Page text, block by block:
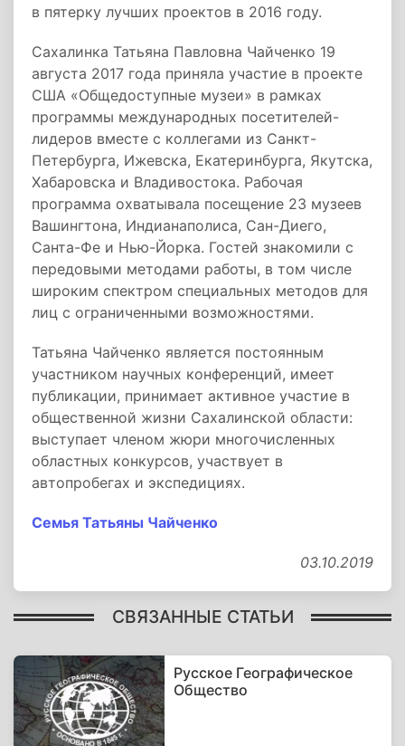
в пятерку лучших проектов в 2016 году.
Сахалинка Татьяна Павловна Чайченко 19
августа 2017 года приняла участие в проекте
США «Общедоступные музеи» в рамках
программы международных посетителей-
лидеров вместе с коллегами из Санкт-
Петербурга, Ижевска, Екатеринбурга, Якутска,
Хабаровска и Владивостока. Рабочая
программа охватывала посещение 23 музеев
Вашингтона, Индианаполиса, Сан-Диего,
Санта-Фе и Нью-Йорка. Гостей знакомили с
передовыми методами работы, в том числе
широким спектром специальных методов для
лиц с ограниченными возможностями.
Татьяна Чайченко является постоянным
участником научных конференций, имеет
публикации, принимает активное участие в
общественной жизни Сахалинской области:
выступает членом жюри многочисленных
областных конкурсов, участвует в
автопробегах и экспедициях.
Семья Татьяны Чайченко
03.10.2019
СВЯЗАННЫЕ СТАТЬИ
Русское Географическое
Общество